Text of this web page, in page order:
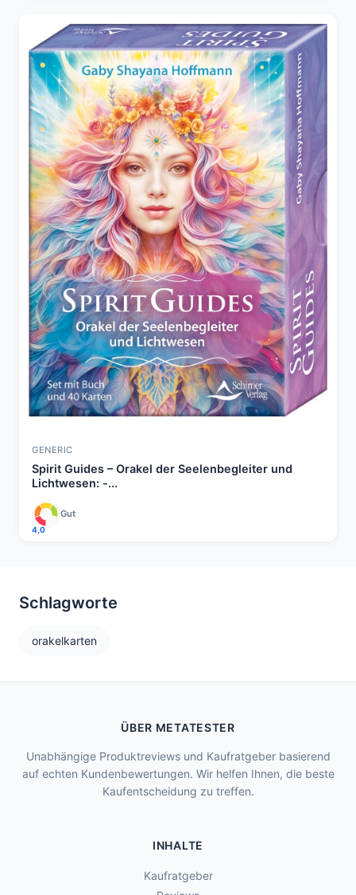
GENERIC
Spirit Guides – Orakel der Seelenbegleiter und
Lichtwesen: -...
4,0
Gut
Schlagworte
orakelkarten
ÜBER METATESTER
Unabhängige Produktreviews und Kaufratgeber basierend
auf echten Kundenbewertungen. Wir helfen Ihnen, die beste
Kaufentscheidung zu treffen.
INHALTE
Kaufratgeber